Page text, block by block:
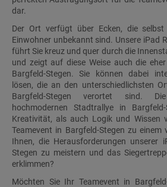
dar.
Der Ort verfügt über Ecken, die
Einwohner unbekannt sind. Unsere iPad
führt Sie kreuz und quer durch die
und zeigt auf diese Weise auch die
Bargfeld-Stegen. Sie können dabei
lösen, die an den unterschiedlichsten
Bargfeld-Stegen verortet sind.
hochmodernen Stadtrallye in
Kreativität, als auch Logik und Wissen
Teamevent in Bargfeld-Stegen zu einem
Ihnen, die Herausforderungen unserer
Stegen zu meistern und das
erklimmen?
Möchten Sie Ihr Teamevent in